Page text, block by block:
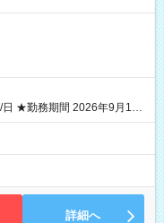
日 ★勤務期間 2026年9月16
間中フル勤務できる方優遇
間前から勤務スタートも可
詳細へ